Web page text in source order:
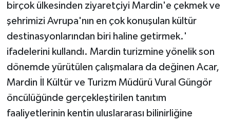
birçok ülkesinden ziyaretçiyi Mardin'e çekmek ve
şehrimizi Avrupa'nın en çok konuşulan kültür
destinasyonlarından biri haline getirmek.'
ifadelerini kullandı. Mardin turizmine yönelik son
dönemde yürütülen çalışmalara da değinen Acar,
Mardin İl Kültür ve Turizm Müdürü Vural Güngör
öncülüğünde gerçekleştirilen tanıtım
faaliyetlerinin kentin uluslararası bilinirliğine